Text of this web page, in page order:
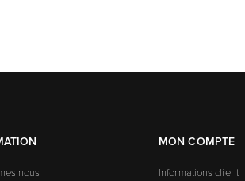
nous
MON COMPTE
Informations client